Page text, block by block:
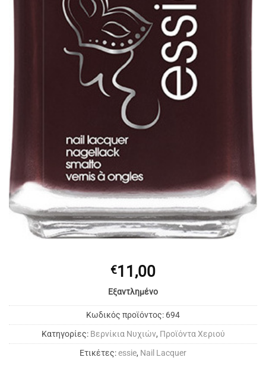
€11,00
Εξαντλημένο
Κωδικός προϊόντος: 694
Κατηγορίες: Bερνίκια Νυχιών, Προϊόντα Χεριού
Ετικέτες:essie, Nail Lacquer